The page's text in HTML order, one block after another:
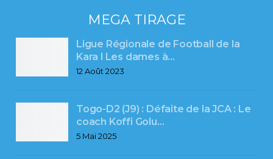
MEGA TIRAGE
Ligue Régionale de Football de la
Kara l Les dames à…
12 Août 2023
Togo-D2 (J9) : Défaite de la JCA : Le
coach Koffi Golu…
5 Mai 2025